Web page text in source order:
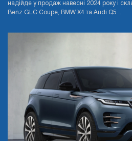
надійде у продаж навесні 2024 року і
Benz GLC Coupe, BMW X4 та Audi Q5 ...